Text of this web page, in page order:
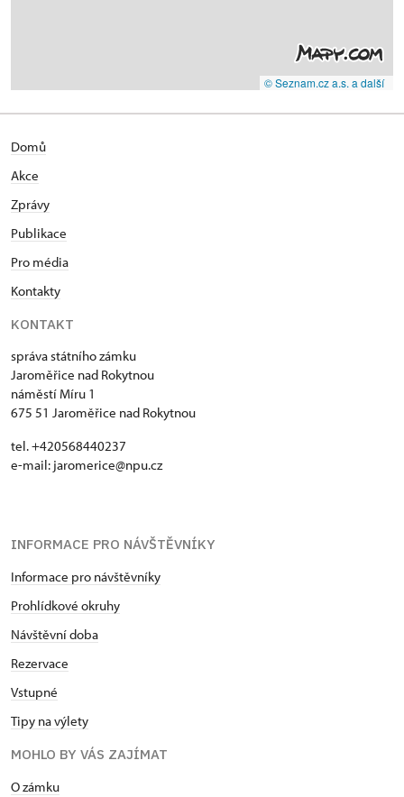
© Seznam.cz a.s. a další
Domů
Akce
Zprávy
Publikace
Pro média
Kontakty
KONTAKT
správa státního zámku
Jaroměřice nad Rokytnou
náměstí Míru 1
675 51 Jaroměřice nad Rokytnou
tel. +420568440237
e-mail: jaromerice@npu.cz
INFORMACE PRO NÁVŠTĚVNÍKY
Informace pro návštěvníky
Prohlídkové okruhy
Návštěvní doba
Rezervace
Vstupné
Tipy na výlety
MOHLO BY VÁS ZAJÍMAT
O zámku